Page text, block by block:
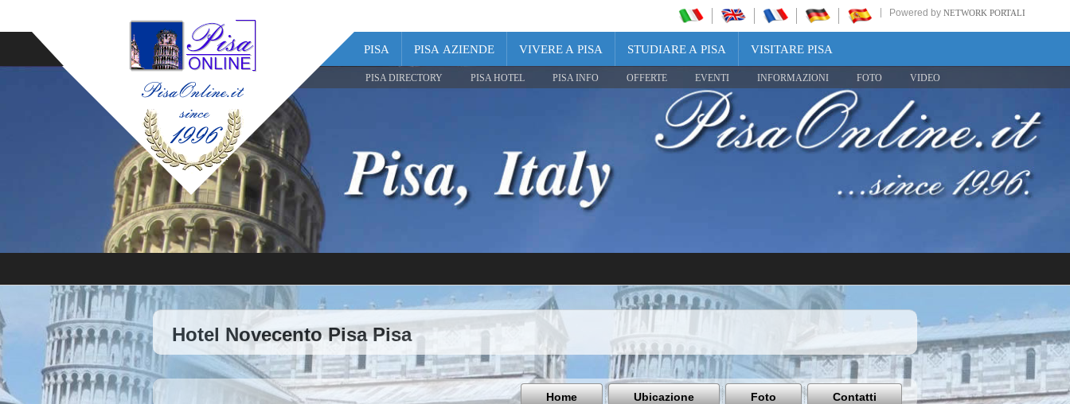
Powered by NETWORK PORTALI
PISA PISA AZIENDE VIVERE A PISA STUDIARE A PISA VISITARE PISA
PISA DIRECTORY PISA HOTEL PISA INFO OFFERTE EVENTI INFORMAZIONI FOTO VIDEO
Share
Pisa
Italy
Hotel Novecento Pisa Pisa
Home Ubicazione Foto Contatti